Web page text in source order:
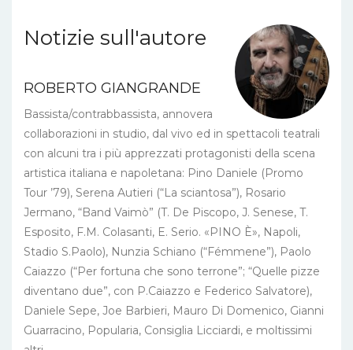
Notizie sull'autore
ROBERTO GIANGRANDE
Bassista/contrabbassista, annovera
collaborazioni in studio, dal vivo ed in spettacoli teatrali
con alcuni tra i più apprezzati protagonisti della scena
artistica italiana e napoletana: Pino Daniele (Promo
Tour ’79), Serena Autieri (“La sciantosa”), Rosario
Jermano, “Band Vaimò” (T. De Piscopo, J. Senese, T.
Esposito, F.M. Colasanti, E. Serio. «PINO È», Napoli,
Stadio S.Paolo), Nunzia Schiano (“Fémmene”), Paolo
Caiazzo (“Per fortuna che sono terrone”; “Quelle pizze
diventano due”, con P.Caiazzo e Federico Salvatore),
Daniele Sepe, Joe Barbieri, Mauro Di Domenico, Gianni
Guarracino, Popularia, Consiglia Licciardi, e moltissimi